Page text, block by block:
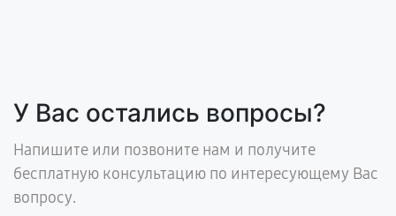
У Вас остались вопросы?
Напишите или позвоните нам и получите
бесплатную консультацию по интересующему Вас
вопросу.